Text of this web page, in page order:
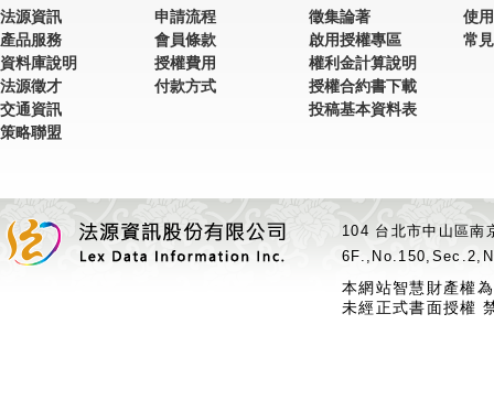
法源資訊
產品服務
資料庫說明
法源徵才
交通資訊
策略聯盟
申請流程
會員條款
授權費用
付款方式
徵集論著
啟用授權專區
權利金計算說明
授權合約書下載
投稿基本資料表
使
常
104 台北市中山區
本網站智慧財產權
未經正式書面授權